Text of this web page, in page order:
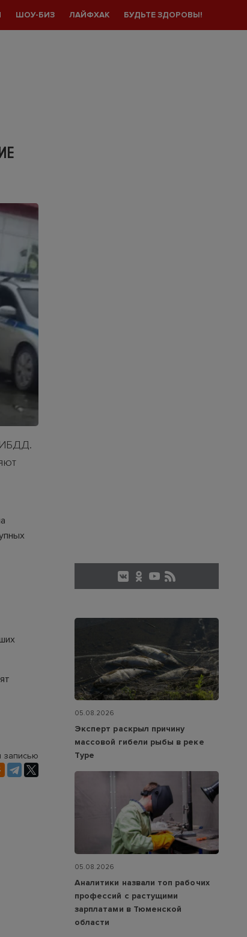
ШОУ-БИЗ ЛАЙФХАК БУДЬТЕ ЗДОРОВЫ!
записью
05.08.2026
Эксперт раскрыл причину
массовой гибели рыбы в реке
Туре
05.08.2026
Аналитики назвали топ рабочих
профессий с растущими
зарплатами в Тюменской
области